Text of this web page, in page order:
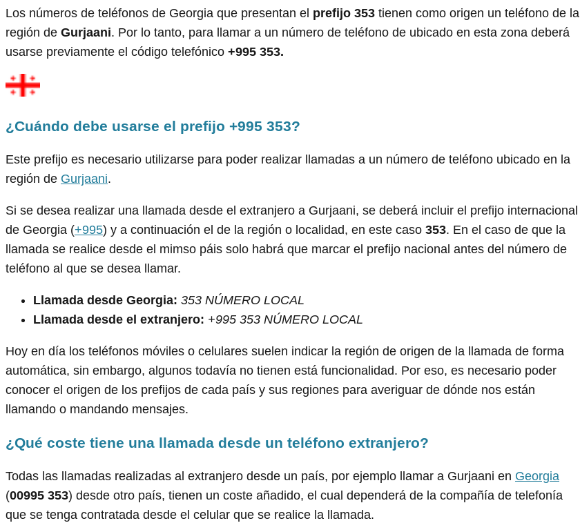
Los números de teléfonos de Georgia que presentan el prefijo 353 tienen como origen un teléfono de la
región de Gurjaani. Por lo tanto, para llamar a un número de teléfono de ubicado en esta zona deberá
usarse previamente el código telefónico +995 353.
¿Cuándo debe usarse el prefijo +995 353?
Este prefijo es necesario utilizarse para poder realizar llamadas a un número de teléfono ubicado en la
región de Gurjaani.
Si se desea realizar una llamada desde el extranjero a Gurjaani, se deberá incluir el prefijo internacional
de Georgia (+995) y a continuación el de la región o localidad, en este caso 353. En el caso de que la
llamada se realice desde el mimso páis solo habrá que marcar el prefijo nacional antes del número de
teléfono al que se desea llamar.
Llamada desde Georgia: 353 NÚMERO LOCAL
Llamada desde el extranjero: +995 353 NÚMERO LOCAL
Hoy en día los teléfonos móviles o celulares suelen indicar la región de origen de la llamada de forma
automática, sin embargo, algunos todavía no tienen está funcionalidad. Por eso, es necesario poder
conocer el origen de los prefijos de cada país y sus regiones para averiguar de dónde nos están
llamando o mandando mensajes.
¿Qué coste tiene una llamada desde un teléfono extranjero?
Todas las llamadas realizadas al extranjero desde un país, por ejemplo llamar a Gurjaani en Georgia
(00995 353) desde otro país, tienen un coste añadido, el cual dependerá de la compañía de telefonía
que se tenga contratada desde el celular que se realice la llamada.